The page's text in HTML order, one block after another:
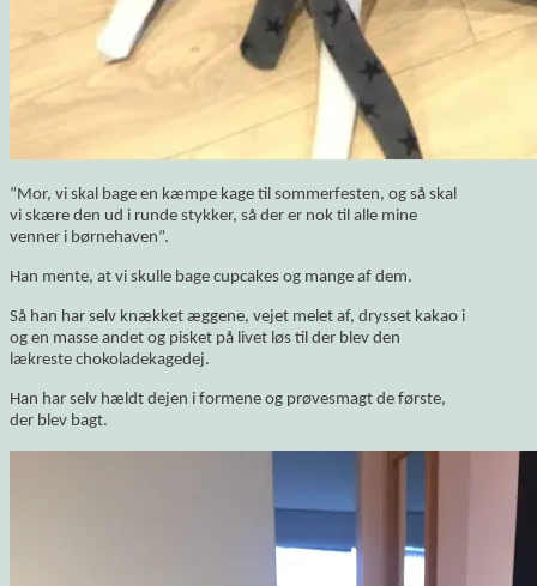
“Mor, vi skal bage en kæmpe kage til sommerfesten, og så skal
vi skære den ud i runde stykker, så der er nok til alle mine
venner i børnehaven”.
Han mente, at vi skulle bage cupcakes og mange af dem.
Så han har selv knækket æggene, vejet melet af, drysset kakao i
og en masse andet og pisket på livet løs til der blev den
lækreste chokoladekagedej.
Han har selv hældt dejen i formene og prøvesmagt de første,
der blev bagt.